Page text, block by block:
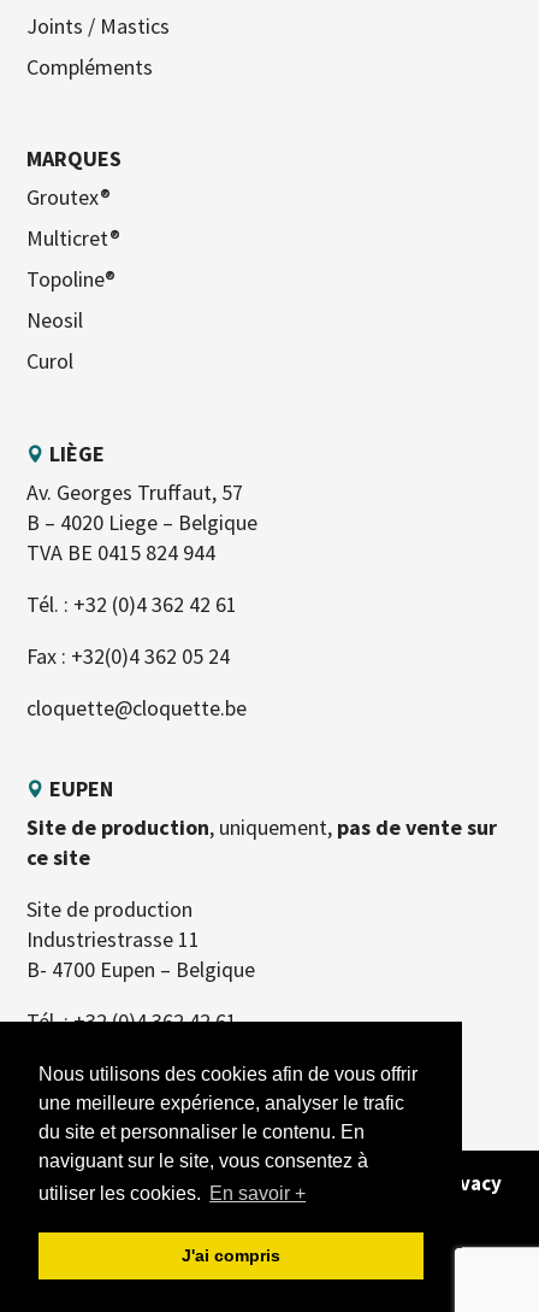
Nous utilisons des cookies afin de vous offrir
une meilleure expérience, analyser le trafic
du site et personnaliser le contenu. En
naviguant sur le site, vous consentez à
utiliser les cookies. En savoir +
J'ai compris
Joints / Mastics
Compléments
MARQUES
Groutex®
Multicret®
Topoline®
Neosil
Curol
LIÈGE
Av. Georges Truffaut, 57
B – 4020 Liege – Belgique
TVA BE 0415 824 944
Tél. : +32 (0)4 362 42 61
Fax : +32(0)4 362 05 24
cloquette@cloquette.be
EUPEN
Site de production, uniquement, pas de vente sur
ce site
Site de production
Industriestrasse 11
B- 4700 Eupen – Belgique
Tél. :+32 (0)4 362 42 61
Copyright 2026 - Alle rechten voorbehouden -
Privacy